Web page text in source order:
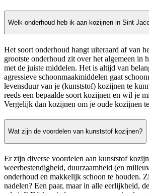
Welk onderhoud heb ik aan kozijnen in Sint
Het soort onderhoud hangt uiteraard af van
grootste onderhoud zit over het algemeen in
met de juiste middelen. Het is altijd van
agressieve schoonmaakmiddelen gaat
levensduur van je (kunststof) kozijnen te
reeds een bepaalde soort kozijnen en wil je
Vergelijk dan kozijnen om je oude kozijnen
Wat zijn de voordelen van kunststof kozijnen?
Er zijn diverse voordelen aan kunststof
weerbestendigheid, duurzaamheid (en
onderhoud en makkelijk schoon te houden.
nadelen? Een paar, maar in alle eerlijkheid,